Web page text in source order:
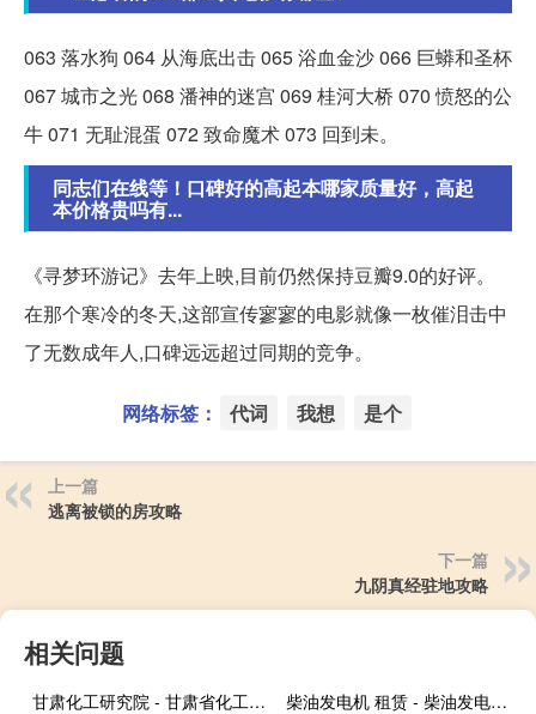
063 落水狗 064 从海底出击 065 浴血金沙 066 巨蟒和圣杯
067 城市之光 068 潘神的迷宫 069 桂河大桥 070 愤怒的公
牛 071 无耻混蛋 072 致命魔术 073 回到未。
同志们在线等！口碑好的高起本哪家质量好，高起
本价格贵吗有...
《寻梦环游记》去年上映,目前仍然保持豆瓣9.0的好评。
在那个寒冷的冬天,这部宣传寥寥的电影就像一枚催泪击中
了无数成年人,口碑远远超过同期的竞争。
网络标签： 代词 我想 是个
上一篇
逃离被锁的房攻略
下一篇
九阴真经驻地攻略
相关问题
甘肃化工研究院 - 甘肃省化工研究院招聘 柴油发电机 租赁 - 柴油发电机出租网站